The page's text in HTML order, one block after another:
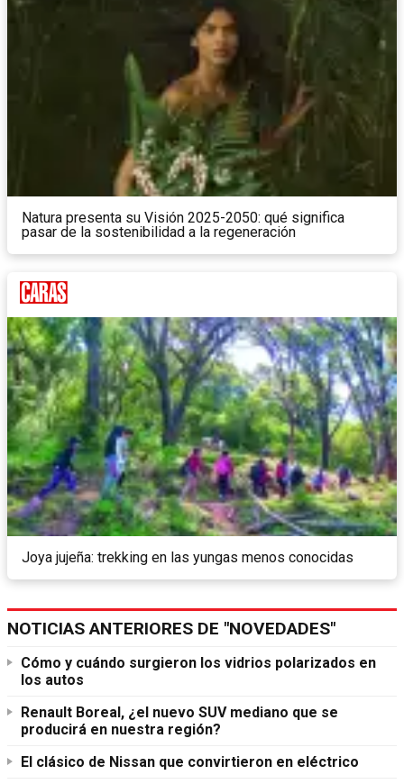
Natura presenta su Visión 2025-2050: qué significa
pasar de la sostenibilidad a la regeneración
Joya jujeña: trekking en las yungas menos conocidas
NOTICIAS ANTERIORES DE "NOVEDADES"
Cómo y cuándo surgieron los vidrios polarizados en
los autos
Renault Boreal, ¿el nuevo SUV mediano que se
producirá en nuestra región?
El clásico de Nissan que convirtieron en eléctrico